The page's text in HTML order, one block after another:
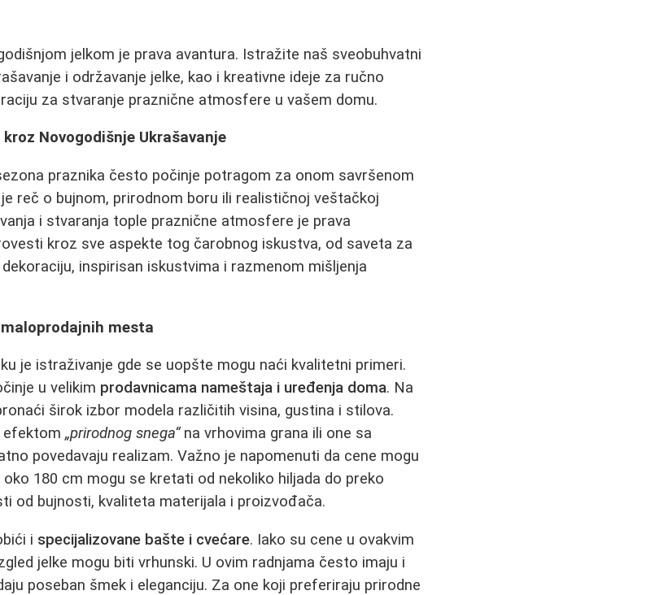
jelkom je prava avantura. Istražite naš sveobuhvatni
i održavanje jelke, kao i kreativne ideje za ručno
za stvaranje praznične atmosfere u vašem domu.
Novogodišnje Ukrašavanje
praznika često počinje potragom za onom savršenom
reč o bujnom, prirodnom boru ili realističnoj veštačkoj
i stvaranja tople praznične atmosfere je prava
kroz sve aspekte tog čarobnog iskustva, od saveta za
inspirisan iskustvima i razmenom mišljenja
mesta
je istraživanje gde se uopšte mogu naći kvalitetni primeri.
u velikim prodavnicama nameštaja i uređenja doma. Na
širok izbor modela različitih visina, gustina i stilova.
efektom„prirodnog snega“na vrhovima grana ili one sa
povedavaju realizam. Važno je napomenuti da cene mogu
180 cm mogu se kretati od nekoliko hiljada do preko
od bujnosti, kvaliteta materijala i proizvođača.
i specijalizovane bašte i cvećare. Iako su cene u ovakvim
jelke mogu biti vrhunski. U ovim radnjama često imaju i
poseban šmek i eleganciju. Za one koji preferiraju prirodne